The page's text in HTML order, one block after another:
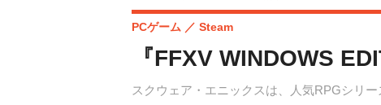
『FFXV WINDOWS
スクウェア・エニックスは、人気RPGシリ
PCゲーム Steam